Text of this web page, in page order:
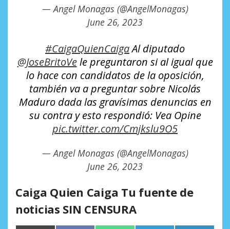
— Angel Monagas (@AngelMonagas)
June 26, 2023
#CaigaQuienCaigaAl diputado
@JoseBritoVele preguntaron si al igual que
lo hace con candidatos de la oposición,
también va a preguntar sobre Nicolás
Maduro dada las gravísimas denuncias en
su contra y esto respondió: Vea Opine
pic.twitter.com/Cmjkslu9O5
— Angel Monagas (@AngelMonagas)
June 26, 2023
Caiga Quien Caiga Tu fuente de
noticias SIN CENSURA